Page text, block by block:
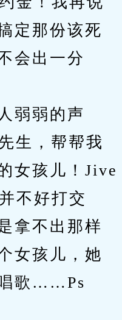
定那份该死
会出一分
弱的声
生，帮帮我
女孩儿！Jive
不好打交
拿不出那样
女孩儿，她
歌……Ps